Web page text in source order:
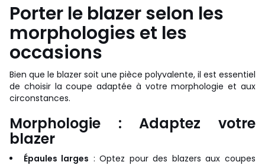
Porter le blazer selon les
morphologies et les
occasions
Bien que le blazer soit une pièce polyvalente, il est essentiel
de choisir la coupe adaptée à votre morphologie et aux
circonstances.
Morphologie : Adaptez votre
blazer
Épaules larges : Optez pour des blazers aux coupes